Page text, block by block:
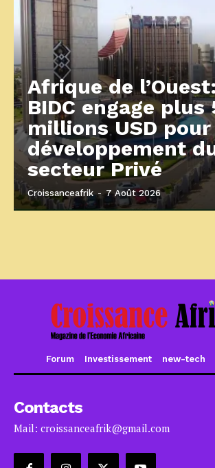
Afrique de
BIDC engage plus
millions USD
développement
secteur Privé
Croissanceafrik - 7 Août 2026
Forum Investissement new-tech
Contacts
Mail: croissanceafrik@gmail.com